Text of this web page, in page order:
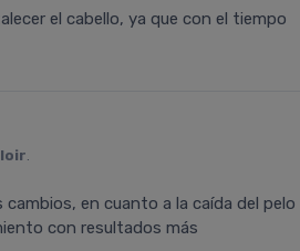
el cabello, ya que con el tiempo
.
en cuanto a la caída del pelo
con resultados más